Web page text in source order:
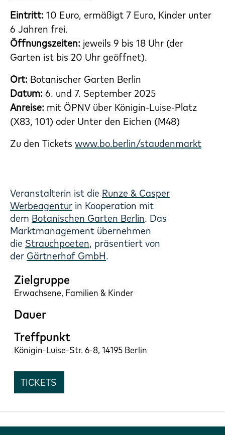
Eintritt: 10 Euro, ermäßigt 7 Euro, Kinder unter
6 Jahren frei.
Öffnungszeiten: jeweils 9 bis 18 Uhr (der
Garten ist bis 20 Uhr geöffnet).
Ort: Botanischer Garten Berlin
Datum: 6. und 7. September 2025
Anreise: mit ÖPNV über Königin-Luise-Platz
(X83, 101) oder Unter den Eichen (M48)
Zu den Tickets www.bo.berlin/staudenmarkt
Veranstalterin ist die Runze & Casper
Werbeagentur in Kooperation mit
dem Botanischen Garten Berlin. Das
Marktmanagement übernehmen
die Strauchpoeten, präsentiert von
der Gärtnerhof GmbH.
Zielgruppe
Erwachsene, Familien & Kinder
Dauer
Treffpunkt
Königin-Luise-Str. 6-8, 14195 Berlin
TICKETS